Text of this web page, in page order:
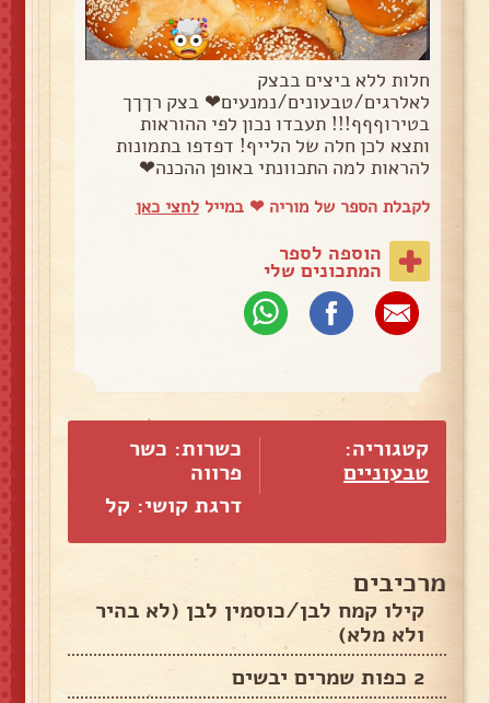
חלות ללא ביצים בבצק
לאלרגים/טבעונים/נמנעים❤ בצק רךךך
בטירוףףף!!! תעבדו נכון לפי ההוראות
ותצא לכן חלה של הלייף! דפדפו בתמונות
להראות למה התכוונתי באופן ההכנה❤
לקבלת הספר של מוריה ❤ במייללחצי כאן
הוספה לספר
המתכונים שלי
קטגוריה:
טבעוניים
כשרות: כשר
פרווה
דרגת קושי: קל
מרכיבים
קילו קמח לבן/כוסמין לבן (לא בהיר
ולא מלא)
2 כפות שמרים יבשים